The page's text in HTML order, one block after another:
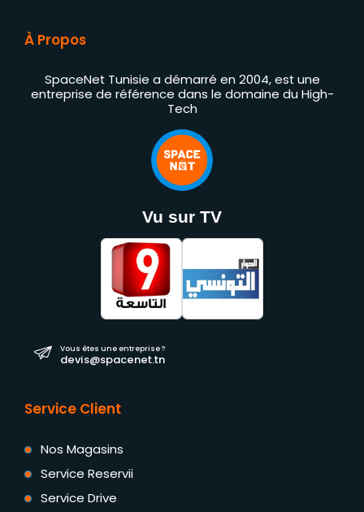
À Propos
SpaceNet Tunisie a démarré en 2004, est une
entreprise de référence dans le domaine du High-
Tech
Vu sur TV
Vous êtes une entreprise ?
devis@spacenet.tn
Service Client
Nos Magasins
Service Reservii
Service Drive